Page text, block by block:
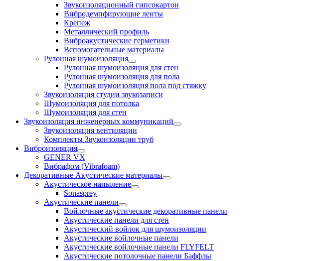
Звукоизоляционный гипсокартон
Вибродемпфирующие ленты
Крепеж
Металлический профиль
Виброакустические герметики
Вспомогательные материалы
Рулонная шумоизоляция
Рулонная шумоизоляция для стен
Рулонная шумоизоляция для пола
Рулонная шумоизоляция пола под стяжку
Звукоизоляция студии звукозаписи
Шумоизоляция для потолка
Шумоизоляция для стен
Звукоизоляция инженерных коммуникаций
Звукоизоляция вентиляции
Комплекты Звукоизоляции труб
Виброизоляция
GENER VX
Вибрафом (Vibrafoam)
Декоративные Акустические материалы
Акустическое напыление
Sonasprey
Акустические панели
Войлочные акустические декоративные панели
Акустические панели для стен
Акустический войлок для шумоизоляции
Акустические войлочные панели
Акустические войлочные панели FLYFELT
Акустические потолочные панели Баффлы